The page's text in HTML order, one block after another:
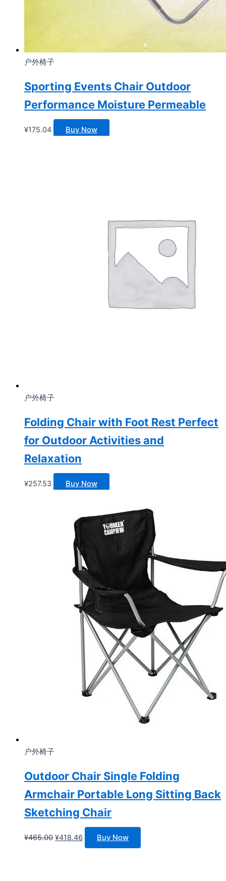
户外椅子
Sporting Events Chair Outdoor
Performance Moisture Permeable
¥175.04 Buy Now
户外椅子
Folding Chair with Foot Rest Perfect
for Outdoor Activities and
Relaxation
¥257.53 Buy Now
户外椅子
Outdoor Chair Single Folding
Armchair Portable Long Sitting Back
Sketching Chair
¥465.00 原
¥418.46
前
Buy Now